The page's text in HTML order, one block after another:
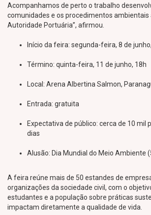
Acompanhamos de perto o trabalho
comunidades e os procedimentos ambientais
Autoridade Portuária”, afirmou.
Início da feira: segunda-feira, 8 de
Término: quinta-feira, 11 de junho, 18h
Local: Arena Albertina Salmon,
Entrada: gratuita
Expectativa de público: cerca de 10 mil
dias
Alusão: Dia Mundial do Meio Ambiente
A feira reúne mais de 50 estandes de
organizações da sociedade civil, com o
estudantes e a população sobre práticas
impactam diretamente a qualidade de vida.